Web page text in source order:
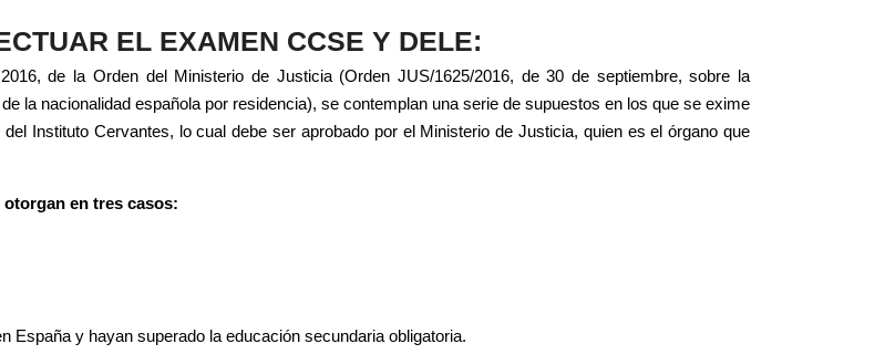
EL EXAMEN CCSE Y DELE:
de la Orden del Ministerio de Justicia (Orden JUS/1625/2016, de 30 de septiembre, sobre la
la nacionalidad española por residencia), se contemplan una serie de supuestos en los que se exime
Instituto Cervantes, lo cual debe ser aprobado por el Ministerio de Justicia, quien es el órgano que
otorgan en tres casos:
España y hayan superado la educación secundaria obligatoria.